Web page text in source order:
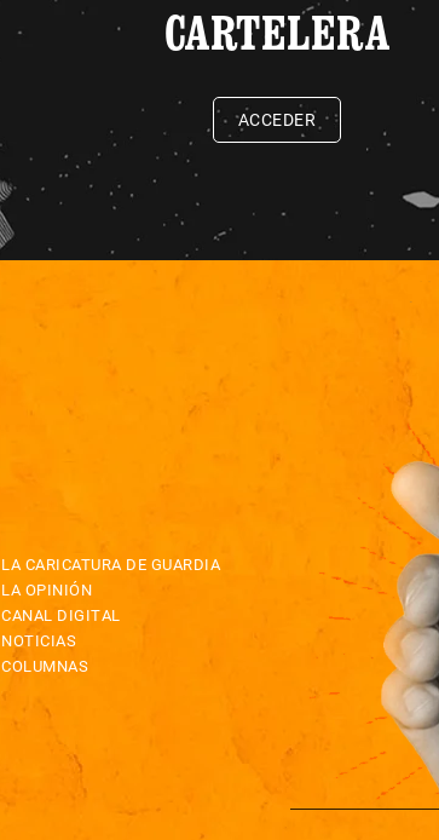
CARTELERA
ACCEDER
LA CARICATURA DE GUARDIA
LA OPINIÓN
CANAL DIGITAL
NOTICIAS
COLUMNAS